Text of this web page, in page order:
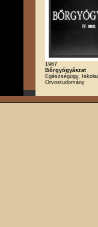
1967
Bőrgyógyászat
Egészségügy,
Orvostudomány